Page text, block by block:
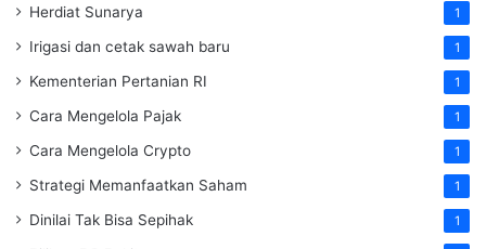
Herdiat Sunarya 1
Irigasi dan cetak sawah baru 1
Kementerian Pertanian RI 1
Cara Mengelola Pajak 1
Cara Mengelola Crypto 1
Strategi Memanfaatkan Saham 1
Dinilai Tak Bisa Sepihak 1